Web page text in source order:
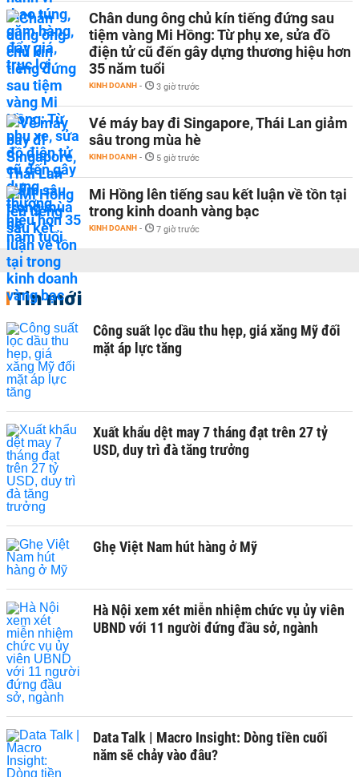
Chân dung ông chủ kín tiếng đứng sau
tiệm vàng Mi Hồng: Từ phụ xe, sửa đồ
điện tử cũ đến gây dựng thương hiệu hơn
35 năm tuổi
KINH DOANH - 3 giờ trước
Vé máy bay đi Singapore, Thái Lan giảm
sâu trong mùa hè
KINH DOANH - 5 giờ trước
Mi Hồng lên tiếng sau kết luận về tồn tại
trong kinh doanh vàng bạc
KINH DOANH - 7 giờ trước
Tin mới
Công suất lọc dầu thu hẹp, giá xăng Mỹ đối
mặt áp lực tăng
Xuất khẩu dệt may 7 tháng đạt trên 27 tỷ
USD, duy trì đà tăng trưởng
Ghẹ Việt Nam hút hàng ở Mỹ
Hà Nội xem xét miễn nhiệm chức vụ ủy viên
UBND với 11 người đứng đầu sở, ngành
Data Talk | Macro Insight: Dòng tiền cuối
năm sẽ chảy vào đâu?